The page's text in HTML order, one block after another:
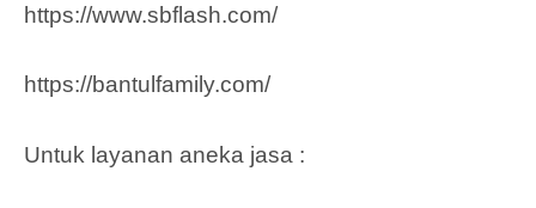
https://www.sbflash.com/
https://bantulfamily.com/
Untuk layanan aneka jasa :